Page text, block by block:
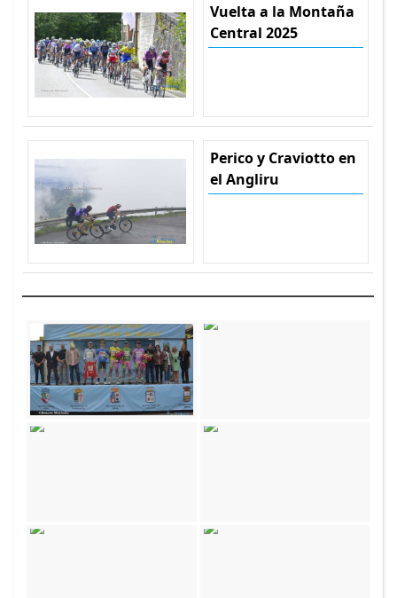
Vuelta a la Montaña
Central 2025
Perico y Craviotto en
el Angliru